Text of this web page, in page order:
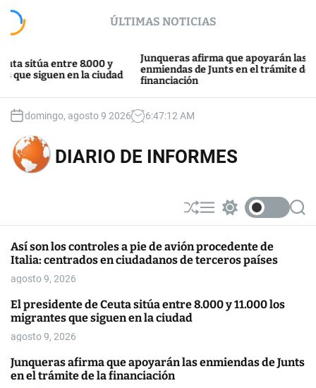
c
ÚLTIMAS NOTICIAS
entre 8.000 y
en la ciudad
Junqueras afirma que apoyarán las
enmiendas de Junts en el trámite de la
financiación
domingo, agosto 9 2026 6:47:13 AM
DIARIO DE INFORMES
S
h
ff
l
M
e
u
w
t
c
l
d
S
e
Así son los controles a pie de avión procedente de
Italia: centrados en ciudadanos de terceros países
agosto 9, 2026
El presidente de Ceuta sitúa entre 8.000 y 11.000 los
migrantes que siguen en la ciudad
agosto 9, 2026
Junqueras afirma que apoyarán las enmiendas de Junts
en el trámite de la financiación